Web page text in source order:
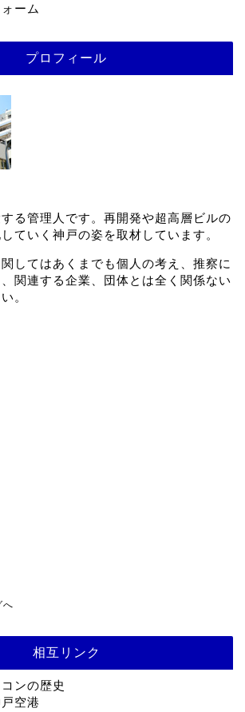
ーム
プロフィール
る管理人です。再開発や超高層ビルの
ていく神戸の姿を取材しています。
してはあくまでも個人の考え、推察に
関連する企業、団体とは全く関係ない
。
へ
相互リンク
ンの歴史
空港